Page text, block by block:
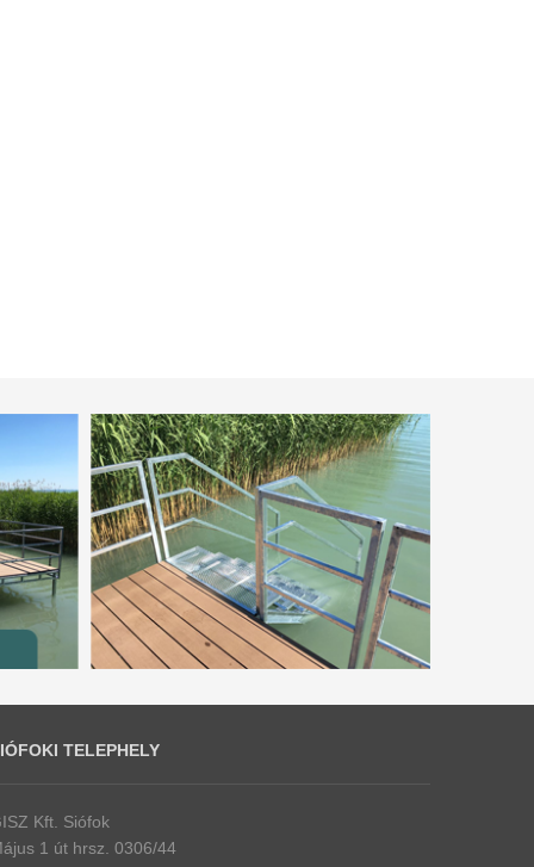
TELEPHELY
Kft. Siófok
1 út hrsz. 0306/44